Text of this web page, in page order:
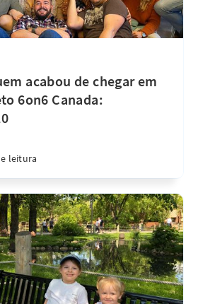
acabou de chegar em
6on6 Canada:
leitura